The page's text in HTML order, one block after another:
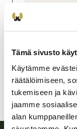
Tämä sivusto
Käytämme
räätälöimiseen,
tukemiseen ja
jaamme
alan